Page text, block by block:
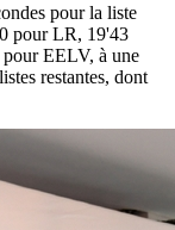
pour la liste
pour LR, 19'43
EELV, à une
restantes, dont